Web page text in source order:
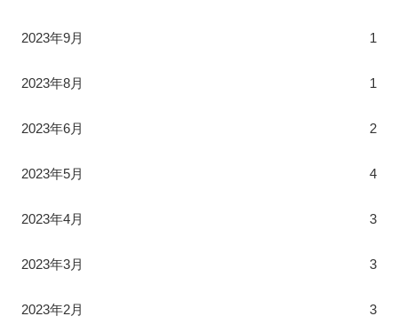
2023年9月 1
2023年8月 1
2023年6月 2
2023年5月 4
2023年4月 3
2023年3月 3
2023年2月 3